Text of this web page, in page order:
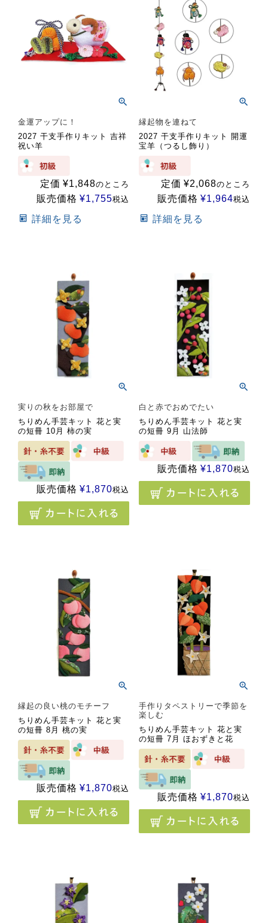
金運アップに！
2027 干支手作りキット 吉祥
祝い羊
定価 ¥1,848のところ
販売価格 ¥1,755税込
詳細を見る
縁起物を連ねて
2027 干支手作りキット 開運
宝羊（つるし飾り）
定価 ¥2,068のところ
販売価格 ¥1,964税込
詳細を見る
実りの秋をお部屋で
ちりめん手芸キット 花と実
の短冊 10月 柿の実
販売価格 ¥1,870税込
白と赤でおめでたい
ちりめん手芸キット 花と実
の短冊 9月 山法師
販売価格 ¥1,870税込
縁起の良い桃のモチーフ
ちりめん手芸キット 花と実
の短冊 8月 桃の実
販売価格 ¥1,870税込
手作りタペストリーで季節を
楽しむ
ちりめん手芸キット 花と実
の短冊 7月 ほおずきと花
販売価格 ¥1,870税込